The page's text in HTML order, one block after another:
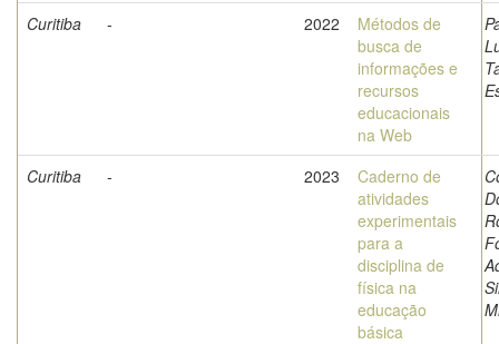
Curitiba - 2022
Métodos de
busca de
informações e
recursos
educacionais
na Web
Curitiba - 2023
Caderno de
atividades
experimentais
para a
disciplina de
física na
educação
básica